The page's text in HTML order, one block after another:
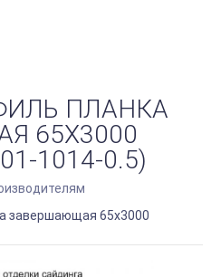
ПЛАНКА
65Х3000
1014-0.5)
завершающая 65х3000